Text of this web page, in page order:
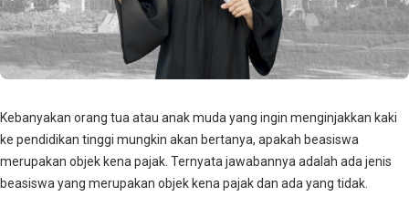
Kebanyakan orang tua atau anak muda yang ingin menginjakkan kaki
ke pendidikan tinggi mungkin akan bertanya, apakah beasiswa
merupakan objek kena pajak. Ternyata jawabannya adalah ada jenis
beasiswa yang merupakan objek kena pajak dan ada yang tidak.